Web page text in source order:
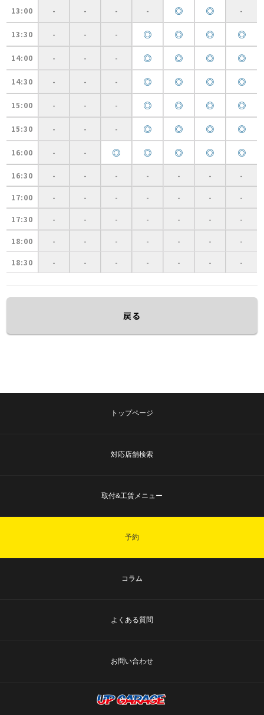
13:00 - - - - ◎ ◎ -
13:30 - - - ◎ ◎ ◎ ◎
14:00 - - - ◎ ◎ ◎ ◎
14:30 - - - ◎ ◎ ◎ ◎
15:00 - - - ◎ ◎ ◎ ◎
15:30 - - - ◎ ◎ ◎ ◎
16:00 - - ◎ ◎ ◎ ◎ ◎
16:30 - - - - - - -
17:00 - - - - - - -
17:30 - - - - - - -
18:00 - - - - - - -
18:30 - - - - - - -
戻る
トップページ
対応店舗検索
取付&工賃メニュー
予約
コラム
よくある質問
お問い合わせ